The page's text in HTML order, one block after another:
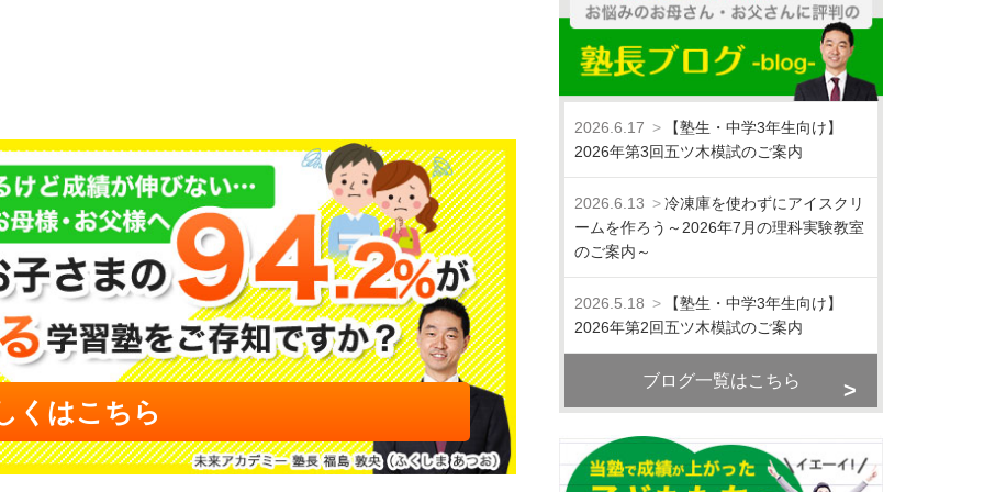
くはこちら
2026.6.17
【塾生・中学3年生向け】
2026年第3回五ツ木模試のご案内
2026.6.13
冷凍庫を使わずにアイスクリ
ームを作ろう～2026年7月の理科実験教室
のご案内～
2026.5.18
【塾生・中学3年生向け】
2026年第2回五ツ木模試のご案内
ブログ一覧はこちら